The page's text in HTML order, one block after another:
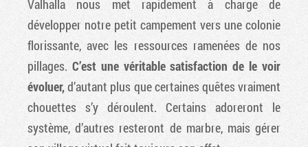
Valhalla nous met rapidement à charge de
développer notre petit campement vers une colonie
florissante, avec les ressources ramenées de nos
pillages. C’est une véritable satisfaction de le voir
évoluer,d’autant plus que certaines quêtes vraiment
chouettes s’y déroulent. Certains adoreront le
système, d’autres resteront de marbre, mais gérer